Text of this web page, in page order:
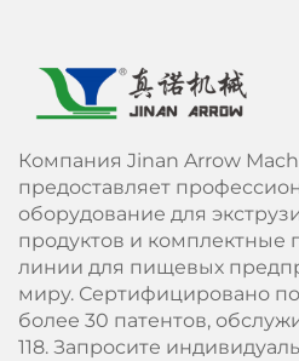
Компания Jinan Arrow
предоставляет
оборудование для
продуктов и комплектные
линии для пищевых
миру. Сертифицировано
более 30 патентов,
118. Запросите